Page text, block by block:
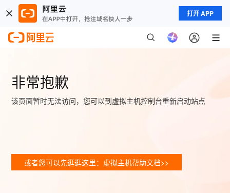
打开 APP
非常抱歉
该页面暂时无法访问，您可以到虚拟主机控制台重新启动站点
或者您可以先逛逛这里：虚拟主机帮助文档>>